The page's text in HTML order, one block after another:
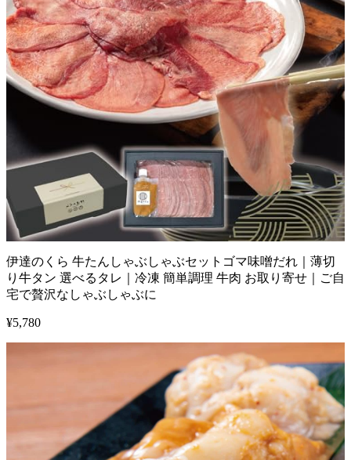
伊達のくら 牛たんしゃぶしゃぶセットゴマ味噌だれ｜薄切
り牛タン 選べるタレ｜冷凍 簡単調理 牛肉 お取り寄せ｜ご自
宅で贅沢なしゃぶしゃぶに
¥5,780